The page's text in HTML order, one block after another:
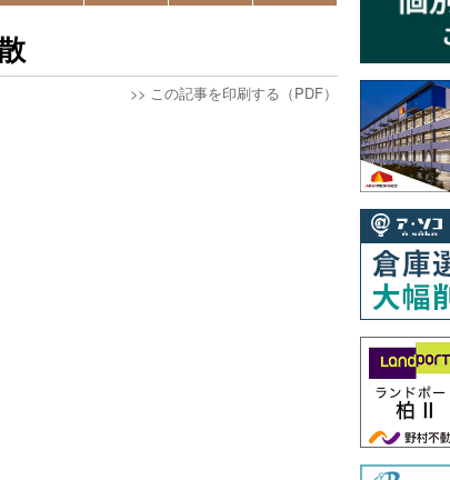
>> この記事を印刷する（PDF）